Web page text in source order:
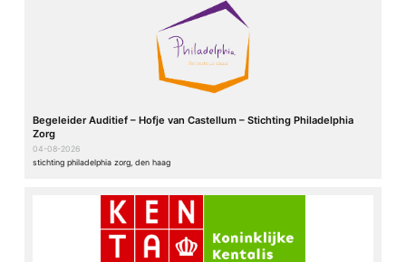
Begeleider Auditief – Hofje van Castellum – Stichting Philadelphia
Zorg
04-08-2026
stichting philadelphia zorg, den haag